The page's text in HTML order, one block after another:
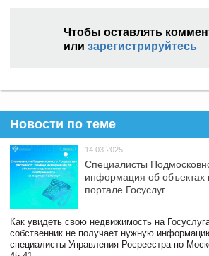
Чтобы оставлять
или зарегистрируйтесь
Новости по теме
14.03.2025
Специалисты
информация об объектах
портале Госуслуг
Как увидеть свою недвижимость на
собственник не получает нужную
специалисты Управления Росреестра по